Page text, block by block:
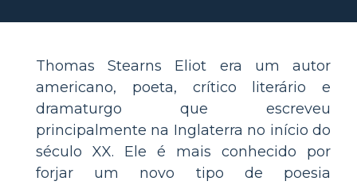
Thomas Stearns Eliot era um autor
americano, poeta, crítico literário e
dramaturgo que escreveu
principalmente na Inglaterra no início do
século XX. Ele é mais conhecido por
forjar um novo tipo de poesia